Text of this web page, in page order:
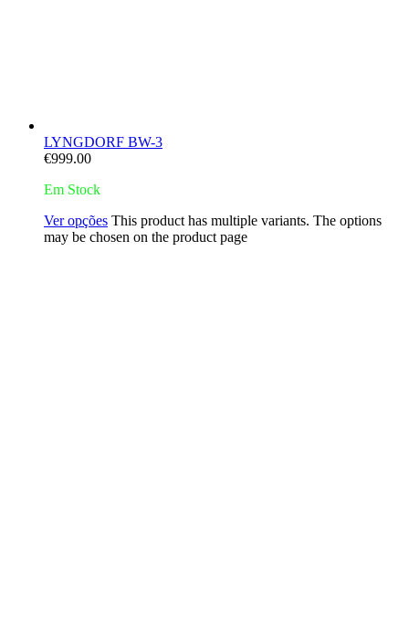
LYNGDORF BW-3
€999.00
Em Stock
Ver opções This product has multiple variants. The options
may be chosen on the product page